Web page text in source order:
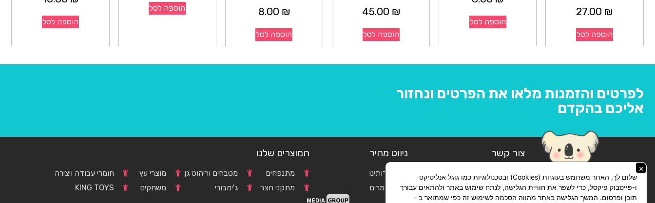
27.00 ₪
הוספה לסל
הוספה לסל
45.00 ₪
הוספה לסל
8.00 ₪
הוספה לסל
הוספה לסל
הוספה לסל
לפרטים והזמנות מלאו את הפרטים ונחזור
אליכם בהקדם
צור קשר
074-769-14-14
clickhit10@gmail.com
ניווט מהיר
אודותינו
מאמרים
המוצרים שלנו
מתנפחים
מתקני חצר
מטבחים וריהוט גן
ג'ימבורי
מוצרי עץ
משחקים
חומרי עבודה ויצירה
KING TOYS
×
שלום לך, האתר משתמש בעוגיות (Cookies) ובטכנולוגיות כמו גוגל אנליטיקס
ו-פייסבוק פיקסל, כדי לשפר את חוויית הגלישה, לנתח שימוש באתר ולהתאים עבורך
תוכן ופרסום. המשך הגלישה באתר מהווה הסכמה לשימוש זה כפי שמתואר ב -